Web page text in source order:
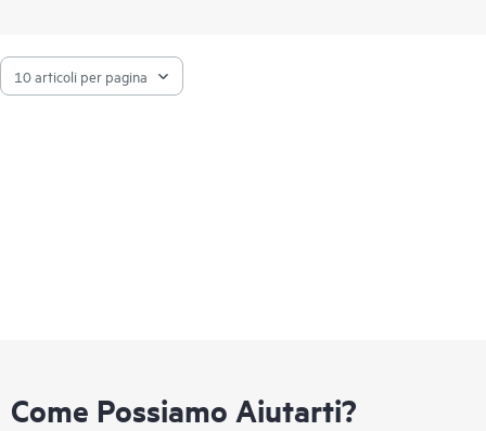
Come Possiamo Aiutarti?